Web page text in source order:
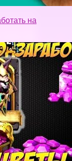
на